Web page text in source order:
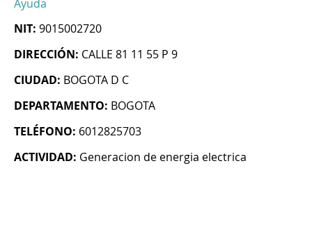
Ayuda
NIT: 9015002720
DIRECCIÓN: CALLE 81 11 55 P 9
CIUDAD: BOGOTA D C
DEPARTAMENTO: BOGOTA
TELÉFONO: 6012825703
ACTIVIDAD: Generacion de energia electrica